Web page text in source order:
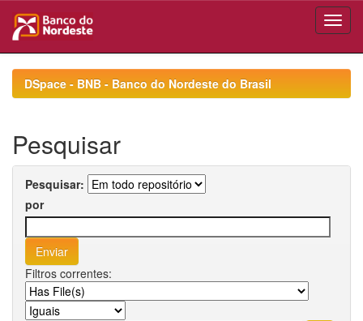
navigationDSpace - BNB - Banco do Nordeste do Brasil
Pesquisar
Pesquisar:
por
Filtros correntes: